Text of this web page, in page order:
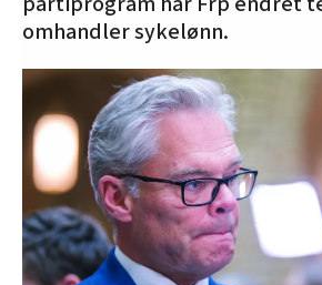
omhandler sykelønn.